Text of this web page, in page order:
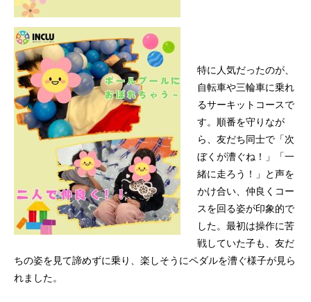
特に人気だったのが、
自転車や三輪車に乗れ
るサーキットコースで
す。順番を守りなが
ら、友だち同士で「次
ぼくが漕ぐね！」「一
緒に走ろう！」と声を
かけ合い、仲良くコー
スを回る姿が印象的で
した。最初は操作に苦
戦していた子も、友だ
ちの姿を見て諦めずに乗り、楽しそうにペダルを漕ぐ様子が見ら
れました。